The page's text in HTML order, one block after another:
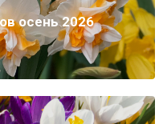
осень 2026